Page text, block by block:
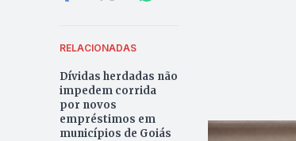
RELACIONADAS
Dívidas herdadas não
impedem corrida
por novos
empréstimos em
municípios de Goiás